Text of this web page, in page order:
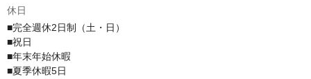
休日
■完全週休2日制（土・日）
■祝日
■年末年始休暇
■夏季休暇5日